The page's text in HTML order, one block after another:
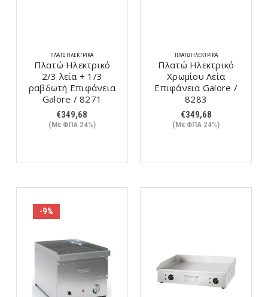
ΠΛΑΤΏ ΗΛΕΚΤΡΙΚΆ
Πλατώ Ηλεκτρικό
2/3 λεία + 1/3
ραβδωτή Επιφάνεια
Galore / 8271
€349,68
(Με ΦΠΑ 24%)
ΠΛΑΤΏ ΗΛΕΚΤΡΙΚΆ
Πλατώ Ηλεκτρικό
Χρωμίου Λεία
Επιφάνεια Galore /
8283
€349,68
(Με ΦΠΑ 24%)
-9%